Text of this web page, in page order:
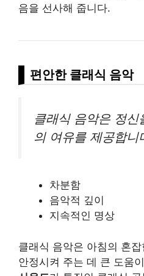
음을 선사해 줍니다.
편안한 클래식 음악
클래식 음악은 정
의 여유를 제공합니
차분함
음악적 깊이
지속적인 명상
클래식 음악은 아침의 혼
안정시켜 주는 데 큰 도움